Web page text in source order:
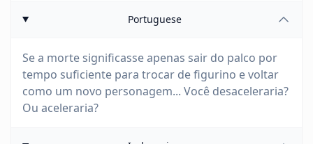
Portuguese
Se a morte significasse apenas sair do palco por
tempo suficiente para trocar de figurino e voltar
como um novo personagem... Você desaceleraria?
Ou aceleraria?